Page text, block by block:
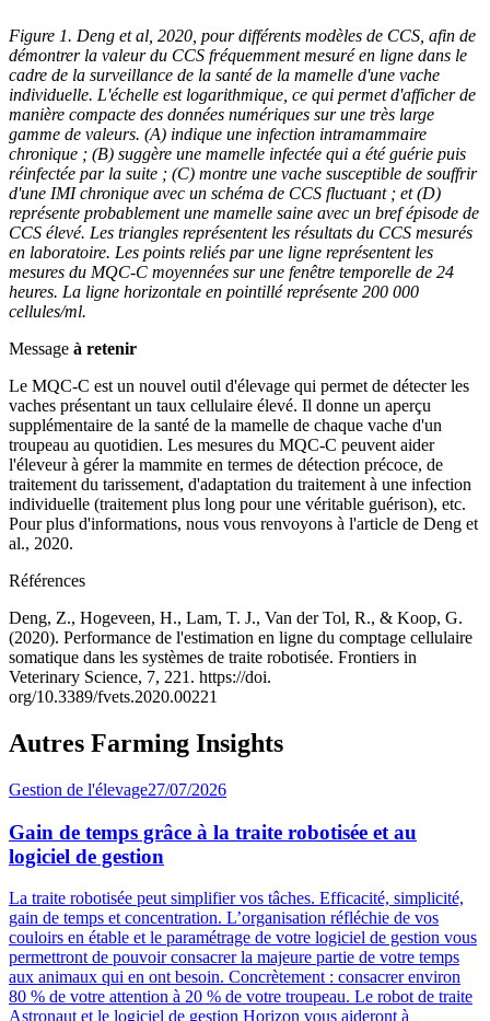
Figure 1. Deng et al, 2020, pour différents modèles de CCS, afin de
démontrer la valeur du CCS fréquemment mesuré en ligne dans le
cadre de la surveillance de la santé de la mamelle d'une vache
individuelle. L'échelle est logarithmique, ce qui permet d'afficher de
manière compacte des données numériques sur une très large
gamme de valeurs. (A) indique une infection intramammaire
chronique ; (B) suggère une mamelle infectée qui a été guérie puis
réinfectée par la suite ; (C) montre une vache susceptible de souffrir
d'une IMI chronique avec un schéma de CCS fluctuant ; et (D)
représente probablement une mamelle saine avec un bref épisode de
CCS élevé. Les triangles représentent les résultats du CCS mesurés
en laboratoire. Les points reliés par une ligne représentent les
mesures du MQC-C moyennées sur une fenêtre temporelle de 24
heures. La ligne horizontale en pointillé représente 200 000
cellules/ml.
Message à retenir
Le MQC-C est un nouvel outil d'élevage qui permet de détecter les
vaches présentant un taux cellulaire élevé. Il donne un aperçu
supplémentaire de la santé de la mamelle de chaque vache d'un
troupeau au quotidien. Les mesures du MQC-C peuvent aider
l'éleveur à gérer la mammite en termes de détection précoce, de
traitement du tarissement, d'adaptation du traitement à une infection
individuelle (traitement plus long pour une véritable guérison), etc.
Pour plus d'informations, nous vous renvoyons à l'article de Deng et
al., 2020.
Références
Deng, Z., Hogeveen, H., Lam, T. J., Van der Tol, R., & Koop, G.
(2020). Performance de l'estimation en ligne du comptage cellulaire
somatique dans les systèmes de traite robotisée. Frontiers in
Veterinary Science, 7, 221. https://doi.
org/10.3389/fvets.2020.00221
Autres Farming Insights
Gestion de l'élevage27/07/2026
Gain de temps grâce à la traite robotisée et au
logiciel de gestion
La traite robotisée peut simplifier vos tâches. Efficacité, simplicité,
gain de temps et concentration. L’organisation réfléchie de vos
couloirs en étable et le paramétrage de votre logiciel de gestion vous
permettront de pouvoir consacrer la majeure partie de votre temps
aux animaux qui en ont besoin. Concrètement : consacrer environ
80 % de votre attention à 20 % de votre troupeau. Le robot de traite
Astronaut et le logiciel de gestion Horizon vous aideront à